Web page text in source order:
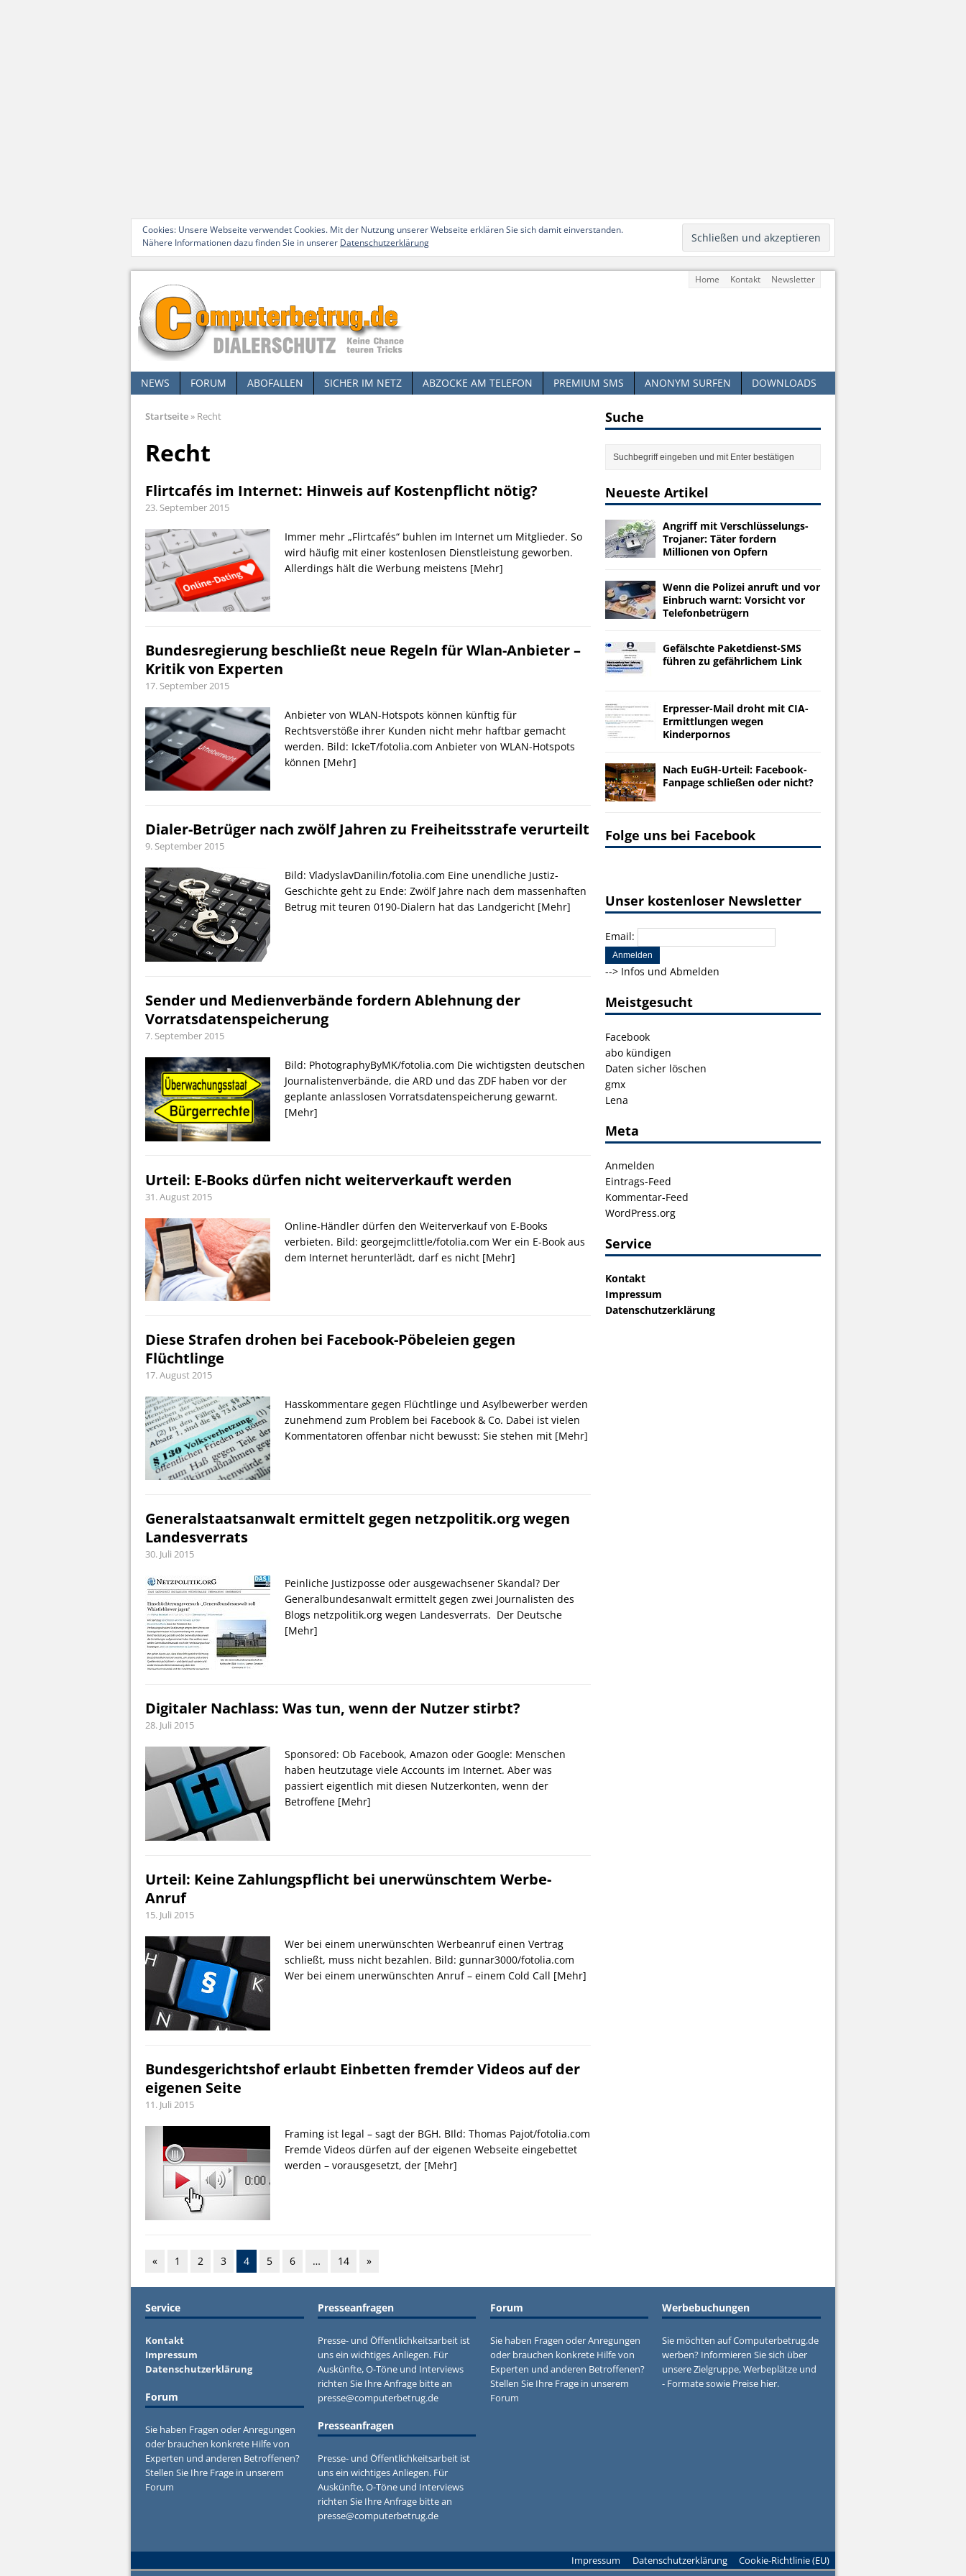
Cookies: Unsere Webseite verwendet Cookies. Mit der Nutzung unserer Webseite erklären Sie sich damit einverstanden.
Nähere Informationen dazu finden Sie in unserer Datenschutzerklärung
Home Kontakt Newsletter
NEWS FORUM ABOFALLEN SICHER IM NETZ ABZOCKE AM TELEFON PREMIUM SMS ANONYM SURFEN DOWNLOADS
Startseite» Recht
Recht
Flirtcafés im Internet: Hinweis auf Kostenpflicht nötig?
23. September 2015
Immer mehr „Flirtcafés“ buhlen im Internet um Mitglieder. So
wird häufig mit einer kostenlosen Dienstleistung geworben.
Allerdings hält die Werbung meistens [Mehr]
Bundesregierung beschließt neue Regeln für Wlan-Anbieter –
Kritik von Experten
17. September 2015
Anbieter von WLAN-Hotspots können künftig für
Rechtsverstöße ihrer Kunden nicht mehr haftbar gemacht
werden. Bild: IckeT/fotolia.com Anbieter von WLAN-Hotspots
können [Mehr]
Dialer-Betrüger nach zwölf Jahren zu Freiheitsstrafe verurteilt
9. September 2015
Bild: VladyslavDanilin/fotolia.com Eine unendliche Justiz-
Geschichte geht zu Ende: Zwölf Jahre nach dem massenhaften
Betrug mit teuren 0190-Dialern hat das Landgericht [Mehr]
Sender und Medienverbände fordern Ablehnung der
Vorratsdatenspeicherung
7. September 2015
Bild: PhotographyByMK/fotolia.com Die wichtigsten deutschen
Journalistenverbände, die ARD und das ZDF haben vor der
geplante anlasslosen Vorratsdatenspeicherung gewarnt.
[Mehr]
Urteil: E-Books dürfen nicht weiterverkauft werden
31. August 2015
Online-Händler dürfen den Weiterverkauf von E-Books
verbieten. Bild: georgejmclittle/fotolia.com Wer ein E-Book aus
dem Internet herunterlädt, darf es nicht [Mehr]
Diese Strafen drohen bei Facebook-Pöbeleien gegen
Flüchtlinge
17. August 2015
Hasskommentare gegen Flüchtlinge und Asylbewerber werden
zunehmend zum Problem bei Facebook & Co. Dabei ist vielen
Kommentatoren offenbar nicht bewusst: Sie stehen mit [Mehr]
Generalstaatsanwalt ermittelt gegen netzpolitik.org wegen
Landesverrats
30. Juli 2015
Peinliche Justizposse oder ausgewachsener Skandal? Der
Generalbundesanwalt ermittelt gegen zwei Journalisten des
Blogs netzpolitik.org wegen Landesverrats. Der Deutsche
[Mehr]
Digitaler Nachlass: Was tun, wenn der Nutzer stirbt?
28. Juli 2015
Sponsored: Ob Facebook, Amazon oder Google: Menschen
haben heutzutage viele Accounts im Internet. Aber was
passiert eigentlich mit diesen Nutzerkonten, wenn der
Betroffene [Mehr]
Urteil: Keine Zahlungspflicht bei unerwünschtem Werbe-
Anruf
15. Juli 2015
Wer bei einem unerwünschten Werbeanruf einen Vertrag
schließt, muss nicht bezahlen. Bild: gunnar3000/fotolia.com
Wer bei einem unerwünschten Anruf – einem Cold Call [Mehr]
Bundesgerichtshof erlaubt Einbetten fremder Videos auf der
eigenen Seite
11. Juli 2015
Framing ist legal – sagt der BGH. BIld: Thomas Pajot/fotolia.com
Fremde Videos dürfen auf der eigenen Webseite eingebettet
werden – vorausgesetzt, der [Mehr]
« 1 2 3 4 5 6 … 14 »
Suche
Neueste Artikel
Angriff mit Verschlüsselungs-
Trojaner: Täter fordern
Millionen von Opfern
Wenn die Polizei anruft und vor
Einbruch warnt: Vorsicht vor
Telefonbetrügern
Gefälschte Paketdienst-SMS
führen zu gefährlichem Link
Erpresser-Mail droht mit CIA-
Ermittlungen wegen
Kinderpornos
Nach EuGH-Urteil: Facebook-
Fanpage schließen oder nicht?
Folge uns bei Facebook
Unser kostenloser Newsletter
Email:
--> Infos und Abmelden
Meistgesucht
Facebook
abo kündigen
Daten sicher löschen
gmx
Lena
Meta
Anmelden
Eintrags-Feed
Kommentar-Feed
WordPress.org
Service
Kontakt
Impressum
Datenschutzerklärung
Service
Kontakt
Impressum
Datenschutzerklärung
Forum
Sie haben Fragen oder Anregungen
oder brauchen konkrete Hilfe von
Experten und anderen Betroffenen?
Stellen Sie Ihre Frage in unserem
Forum
Presseanfragen
Presse- und Öffentlichkeitsarbeit ist
uns ein wichtiges Anliegen. Für
Auskünfte, O-Töne und Interviews
richten Sie Ihre Anfrage bitte an
presse@computerbetrug.de
Presseanfragen
Presse- und Öffentlichkeitsarbeit ist
uns ein wichtiges Anliegen. Für
Auskünfte, O-Töne und Interviews
richten Sie Ihre Anfrage bitte an
presse@computerbetrug.de
Forum
Sie haben Fragen oder Anregungen
oder brauchen konkrete Hilfe von
Experten und anderen Betroffenen?
Stellen Sie Ihre Frage in unserem
Forum
Werbebuchungen
Sie möchten auf Computerbetrug.de
werben? Informieren Sie sich über
unsere Zielgruppe, Werbeplätze und
- Formate sowie Preise hier.
Impressum Datenschutzerklärung Cookie-Richtlinie (EU)